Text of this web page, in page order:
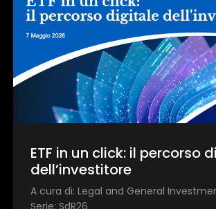
ETF in un click: il percorso
dell’investitore